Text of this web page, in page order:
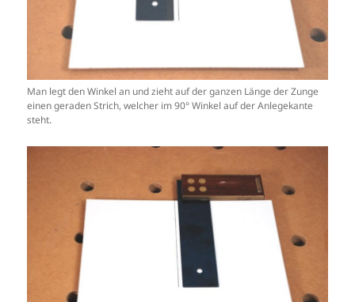
Man legt den Winkel an und zieht auf der ganzen Länge der Zunge
einen geraden Strich, welcher im 90° Winkel auf der Anlegekante
steht.